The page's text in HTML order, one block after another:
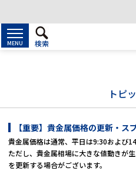
検索
MENU
トピ
【重要】貴金属価格の更新・ス
貴金属価格は通常、平日は9:30および
ただし、貴金属相場に大きな値動きが
を更新する場合がございます。